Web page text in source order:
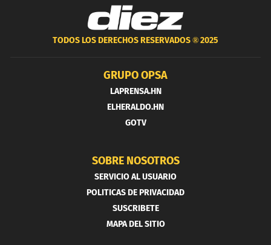
TODOS LOS DERECHOS RESERVADOS ®2025
GRUPO OPSA
LAPRENSA.HN
ELHERALDO.HN
GOTV
SOBRE NOSOTROS
SERVICIO AL USUARIO
POLITICAS DE PRIVACIDAD
SUSCRIBETE
MAPA DEL SITIO